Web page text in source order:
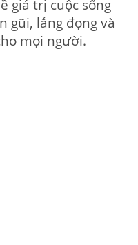
giá trị cuộc sống
gũi, lắng đọng và
mọi người.